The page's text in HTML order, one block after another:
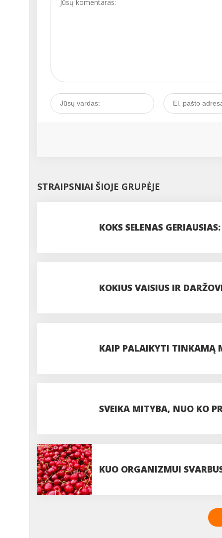
STRAIPSNIAI ŠIOJE GRUPĖJE
KOKS SELENAS
KOKIUS VAISIUS IR
KAIP PALAIKYTI TINKAMĄ
SVEIKA MITYBA, NUO KO
KUO ORGANIZMUI